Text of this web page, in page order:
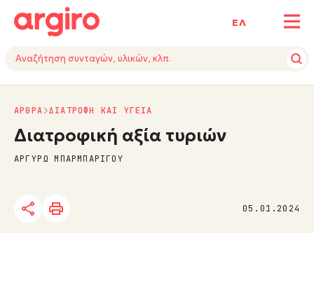
ΕΛ
05.01.2024
ΑΡΘΡΑ ΔΙΑΤΡΟΦΗ ΚΑΙ ΥΓΕΙΑ
Διατροφική αξία τυριών
ΑΡΓΥΡΩ ΜΠΑΡΜΠΑΡΙΓΟΥ